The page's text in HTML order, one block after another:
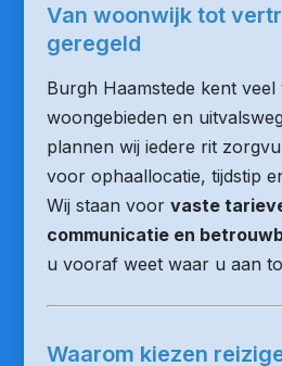
Van woonwijk tot
geregeld
Burgh Haamstede kent veel
woongebieden en
plannen wij iedere rit
voor ophaallocatie, tijdstip
Wij staan voor vaste
communicatie en
u vooraf weet waar u aan
Waarom kiezen